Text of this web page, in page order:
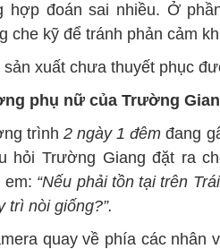
hợp đoán sai nhiều. Ở
che kỹ để tránh phản cảm
xuất chưa thuyết phục
phụ nữ của Trường
trình 2 ngày 1 đêm đang
Trường Giang đặt ra
em: “Nếu phải tồn tại trên
trì nòi giống?”.
quay về phía các nhân